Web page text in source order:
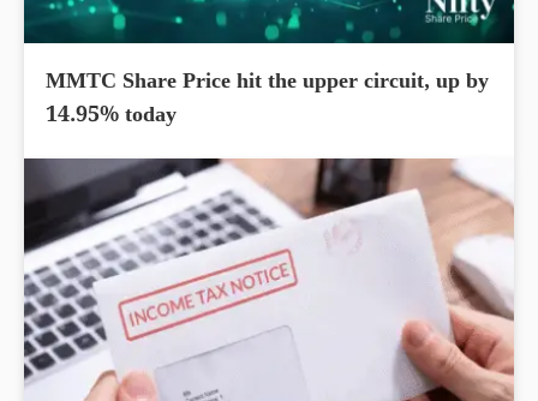
MMTC Share Price hit the upper circuit, up by
14.95% today